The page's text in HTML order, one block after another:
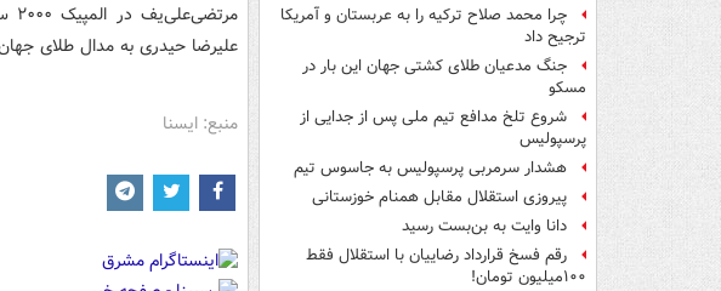
چرا محمد صلاح ترکیه را به عربستان و آمریکا
ترجیح داد
جنگ مدعیان طلای کشتی جهان این بار در
مسکو
شروع تلخ مدافع تیم ملی پس از جدایی از
پرسپولیس
هشدار سرمربی پرسپولیس به جاسوس تیم
پیروزی استقلال مقابل همنام خوزستانی
دانا وایت به بن‌بست رسید
رقم فسخ قرارداد رضاییان با استقلال فقط
۱۰۰میلیون تومان!
علیرضا حیدری به مدال طلای
منبع: ایسنا